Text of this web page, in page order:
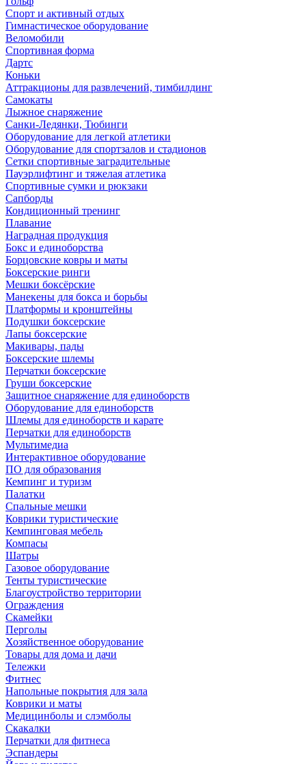
Спорт и активный отдых
Гимнастическое оборудование
Веломобили
Спортивная форма
Дартс
Коньки
Аттракционы для развлечений, тимбилдинг
Самокаты
Лыжное снаряжение
Санки-Ледянки, Тюбинги
Оборудование для легкой атлетики
Оборудование для спортзалов и стадионов
Сетки спортивные заградительные
Пауэрлифтинг и тяжелая атлетика
Спортивные сумки и рюкзаки
Сапборды
Кондиционный тренинг
Плавание
Наградная продукция
Бокс и единоборства
Борцовские ковры и маты
Боксерские ринги
Мешки боксёрские
Манекены для бокса и борьбы
Платформы и кронштейны
Подушки боксерские
Лапы боксерские
Макивары, пады
Боксерские шлемы
Перчатки боксерские
Груши боксерские
Защитное снаряжение для единоборств
Оборудование для единоборств
Шлемы для единоборств и карате
Перчатки для единоборств
Мультимедиа
Интерактивное оборудование
ПО для образования
Кемпинг и туризм
Палатки
Спальные мешки
Коврики туристические
Кемпинговая мебель
Компасы
Шатры
Газовое оборудование
Тенты туристические
Благоустройство территории
Ограждения
Скамейки
Перголы
Хозяйственное оборудование
Товары для дома и дачи
Тележки
Фитнес
Напольные покрытия для зала
Коврики и маты
Медицинболы и слэмболы
Скакалки
Перчатки для фитнеса
Эспандеры